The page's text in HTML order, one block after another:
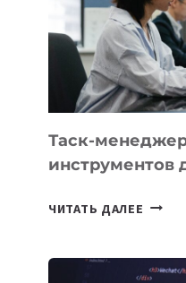
Таск-
инструментов
ЧИТАТЬ ДАЛЕЕ ТАСК-